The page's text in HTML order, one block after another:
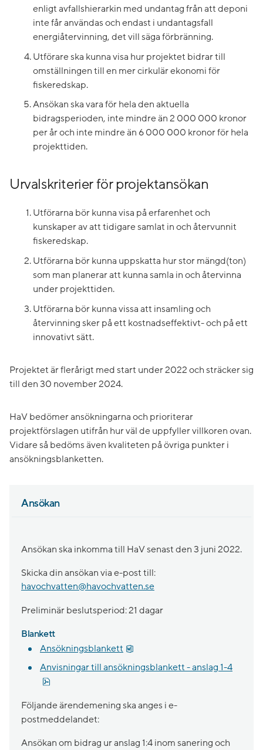
enligt avfallshierarkin med undantag från att deponi
inte får användas och endast i undantagsfall
energiåtervinning, det vill säga förbränning.
Utförare ska kunna visa hur projektet bidrar till
omställningen till en mer cirkulär ekonomi för
fiskeredskap.
Ansökan ska vara för hela den aktuella
bidragsperioden, inte mindre än 2 000 000 kronor
per år och inte mindre än 6 000 000 kronor för hela
projekttiden.
Urvalskriterier för projektansökan
Utförarna bör kunna visa på erfarenhet och
kunskaper av att tidigare samlat in och återvunnit
fiskeredskap.
Utförarna bör kunna uppskatta hur stor mängd(ton)
som man planerar att kunna samla in och återvinna
under projekttiden.
Utförarna bör kunna vissa att insamling och
återvinning sker på ett kostnadseffektivt- och på ett
innovativt sätt.
Projektet är flerårigt med start under 2022 och sträcker sig
till den 30 november 2024.
HaV bedömer ansökningarna och prioriterar
projektförslagen utifrån hur väl de uppfyller villkoren ovan.
Vidare så bedöms även kvaliteten på övriga punkter i
ansökningsblanketten.
Ansökan
Ansökan ska inkomma till HaV senast den 3 juni 2022.
Skicka din ansökan via e-post till:
havochvatten@havochvatten.se
Preliminär beslutsperiod: 21 dagar
Blankett
Ansökningsblankett
Anvisningar till ansökningsblankett - anslag 1-4
Följande ärendemening ska anges i e-
postmeddelandet:
Ansökan om bidrag ur anslag 1:4 inom sanering och